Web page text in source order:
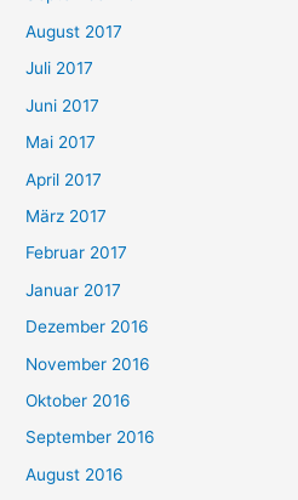
August 2017
Juli 2017
Juni 2017
Mai 2017
April 2017
März 2017
Februar 2017
Januar 2017
Dezember 2016
November 2016
Oktober 2016
September 2016
August 2016